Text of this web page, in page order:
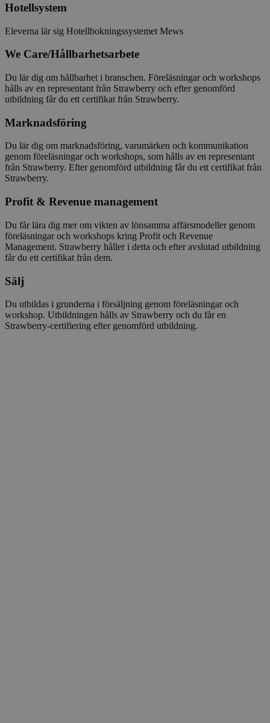
Hotellsystem
Eleverna lär sig Hotellbokningssystemet Mews
We Care/Hållbarhetsarbete
Du lär dig om hållbarhet i branschen. Föreläsningar och workshops
hålls av en representant från Strawberry och efter genomförd
utbildning får du ett certifikat från Strawberry.
Marknadsföring
Du lär dig om marknadsföring, varumärken och kommunikation
genom föreläsningar och workshops, som hålls av en representant
från Strawberry. Efter genomförd utbildning får du ett certifikat från
Strawberry.
Profit & Revenue management
Du får lära dig mer om vikten av lönsamma affärsmodeller genom
föreläsningar och workshops kring Profit och Revenue
Management. Strawberry håller i detta och efter avslutad utbildning
får du ett certifikat från dem.
Sälj
Du utbildas i grunderna i försäljning genom föreläsningar och
workshop. Utbildningen hålls av Strawberry och du får en
Strawberry-certifiering efter genomförd utbildning.